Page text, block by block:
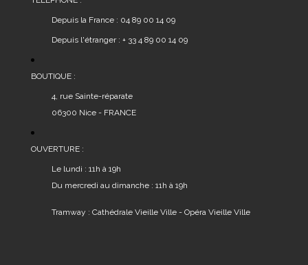
Depuis la France : 04 89 00 14 09
Depuis l'étranger : + 33 4 89 00 14 09
BOUTIQUE :
4, rue Sainte-réparate
06300 Nice - FRANCE
OUVERTURE :
Le lundi : 11h à 19h
Du mercredi au dimanche : 11h à 19h
Tramway : Cathédrale Vieille Ville - Opéra Vieille Ville